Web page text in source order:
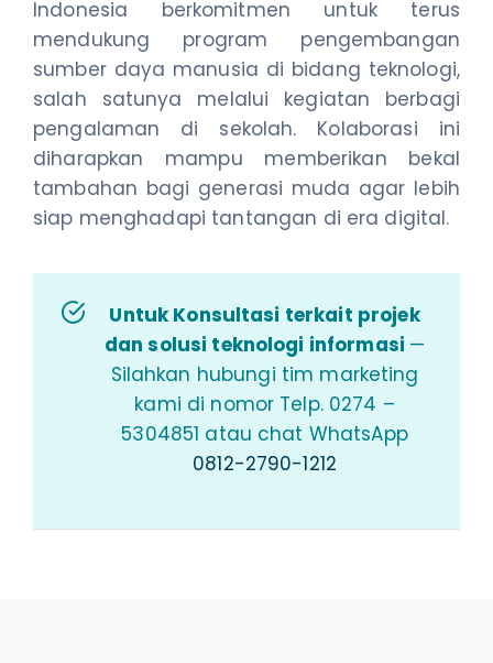
Indonesia berkomitmen untuk terus
mendukung program pengembangan
sumber daya manusia di bidang teknologi,
salah satunya melalui kegiatan berbagi
pengalaman di sekolah. Kolaborasi ini
diharapkan mampu memberikan bekal
tambahan bagi generasi muda agar lebih
siap menghadapi tantangan di era digital.
Untuk Konsultasi terkait projek
dan solusi teknologi informasi —
Silahkan hubungi tim marketing
kami di nomor Telp. 0274 –
5304851 atau chat WhatsApp
0812-2790-1212